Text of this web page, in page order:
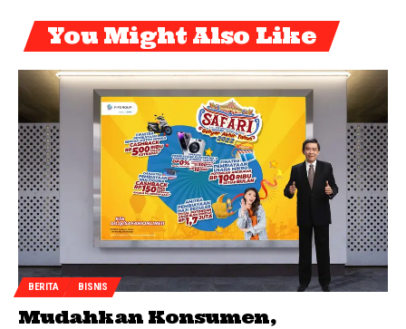
You Might Also Like
BERITA BISNIS
Mudahkan Konsumen,